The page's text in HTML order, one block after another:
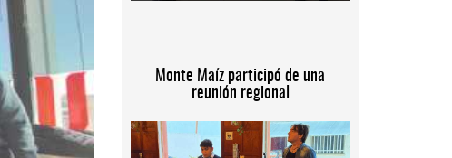
Monte Maíz participó de una
reunión regional